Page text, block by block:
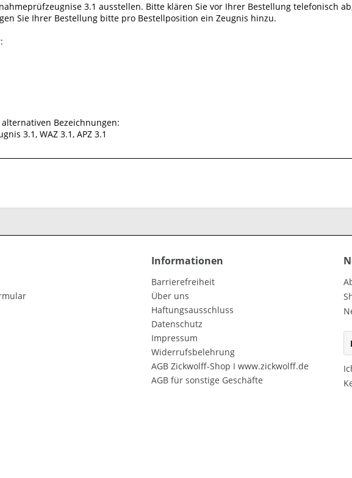
3.1 ausstellen. Bitte klären Sie vor Ihrer Bestellung telefonisch
Sie Ihrer Bestellung bitte pro Bestellposition ein Zeugnis hinzu.
Bezeichnungen:
3.1, WAZ 3.1, APZ 3.1
Informationen
Barrierefreiheit
Über uns
Haftungsausschluss
Datenschutz
Impressum
Widerrufsbelehrung
AGB Zickwolff-Shop I www.zickwolff.de
AGB für sonstige Geschäfte